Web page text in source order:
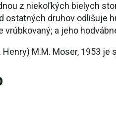
z niekoľkých bielych
ostatných druhov odlišuje
a jeho
M.M. Moser, 1953 je